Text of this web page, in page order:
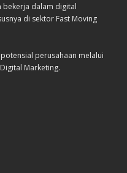
bekerja dalam digital
di sektor Fast Moving
perusahaan melalui
Marketing.